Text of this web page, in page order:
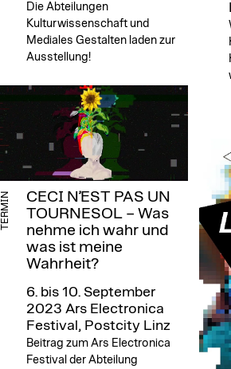
Die Abteilungen
Kulturwissenschaft und
Mediales Gestalten laden zur
Ausstellung!
TERMIN
CECI N’EST PAS UN
TOURNESOL – Was
nehme ich wahr und
was ist meine
Wahrheit?
6. bis 10. September
2023 Ars Electronica
Festival, Postcity Linz
Beitrag zum Ars Electronica
Festival der Abteilung